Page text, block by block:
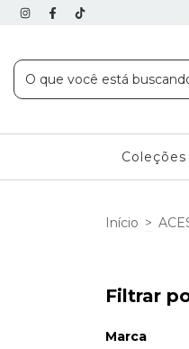
Coleções
Início >
Filtrar
Marca